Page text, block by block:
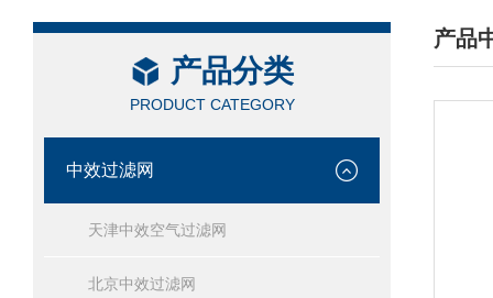
产品分类
PRODUCT CATEGORY
中效过滤网
天津中效空气过滤网
北京中效过滤网
产品
/